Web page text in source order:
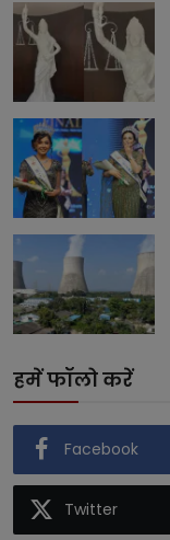
हमें फॉलो करें
Facebook
Twitter